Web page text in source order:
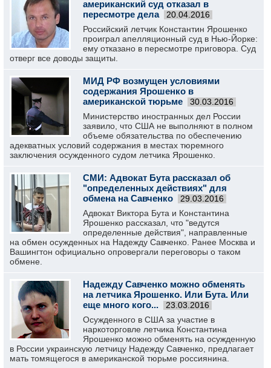
американский суд отказал в
пересмотре дела
20.04.2016
Российский летчик Константин Ярошенко
проиграл апелляционный суд в Нью-Йорке:
ему отказано в пересмотре приговора. Суд
отверг все доводы защиты.
МИД РФ возмущен условиями
содержания Ярошенко в
американской тюрьме
30.03.2016
Министерство иностранных дел России
заявило, что США не выполняют в полном
объеме обязательства по обеспечению
адекватных условий содержания в местах тюремного
заключения осужденного судом летчика Ярошенко.
СМИ: Адвокат Бута рассказал об
"определенных действиях" для
обмена на Савченко
29.03.2016
Адвокат Виктора Бута и Константина
Ярошенко рассказал, что "ведутся
определенные действия", направленные
на обмен осужденных на Надежду Савченко. Ранее Москва и
Вашингтон официально опровергали переговоры о таком
обмене.
Надежду Савченко можно обменять
на летчика Ярошенко. Или Бута. Или
еще много кого...
23.03.2016
Осужденного в США за участие в
наркоторговле летчика Константина
Ярошенко можно обменять на осужденную
в России украинскую летчицу Надежду Савченко, предлагает
мать томящегося в американской тюрьме россиянина.